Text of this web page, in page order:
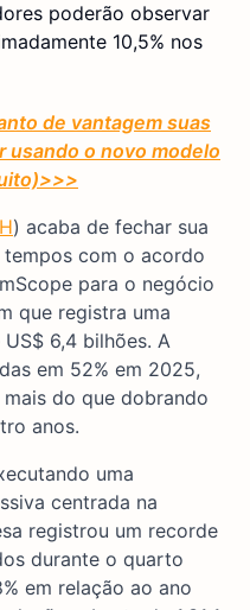
poderão observar
10,5% nos
de vantagem suas
usando o novo modelo
>>>
) acaba de fechar sua
com o acordo
para o negócio
que registra uma
6,4 bilhões. A
em 52% em 2025,
do que dobrando
anos.
uma
centrada na
registrou um recorde
durante o quarto
em relação ao ano